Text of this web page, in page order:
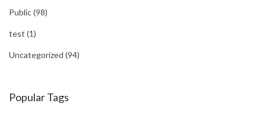
Public(98)
test (1)
Uncategorized (94)
Popular Tags